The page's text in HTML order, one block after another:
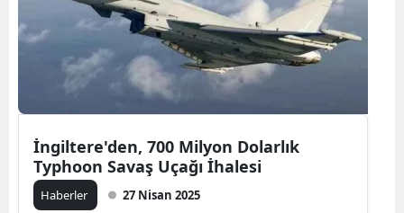
İngiltere'den, 700 Milyon Dolarlık
Typhoon Savaş Uçağı İhalesi
Haberler 27 Nisan 2025